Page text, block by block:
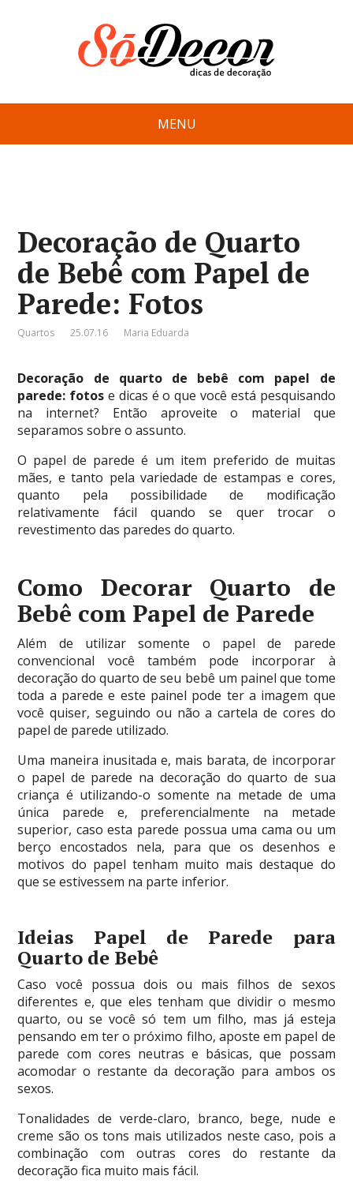
MENU
Decoração de Quarto
de Bebê com Papel de
Parede: Fotos
Quartos 25.07.16 Maria Eduarda
Decoração de quarto de bebê com papel de
parede: fotos e dicas é o que você está pesquisando
na internet? Então aproveite o material que
separamos sobre o assunto.
O papel de parede é um item preferido de muitas
mães, e tanto pela variedade de estampas e cores,
quanto pela possibilidade de modificação
relativamente fácil quando se quer trocar o
revestimento das paredes do quarto.
Como Decorar Quarto de
Bebê com Papel de Parede
Além de utilizar somente o papel de parede
convencional você também pode incorporar à
decoração do quarto de seu bebê um painel que tome
toda a parede e este painel pode ter a imagem que
você quiser, seguindo ou não a cartela de cores do
papel de parede utilizado.
Uma maneira inusitada e, mais barata, de incorporar
o papel de parede na decoração do quarto de sua
criança é utilizando-o somente na metade de uma
única parede e, preferencialmente na metade
superior, caso esta parede possua uma cama ou um
berço encostados nela, para que os desenhos e
motivos do papel tenham muito mais destaque do
que se estivessem na parte inferior.
Ideias Papel de Parede para
Quarto de Bebê
Caso você possua dois ou mais filhos de sexos
diferentes e, que eles tenham que dividir o mesmo
quarto, ou se você só tem um filho, mas já esteja
pensando em ter o próximo filho, aposte em papel de
parede com cores neutras e básicas, que possam
acomodar o restante da decoração para ambos os
sexos.
Tonalidades de verde-claro, branco, bege, nude e
creme são os tons mais utilizados neste caso, pois a
combinação com outras cores do restante da
decoração fica muito mais fácil.